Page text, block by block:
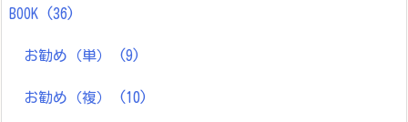
BOOK (36)
お勧め（単） (9)
お勧め（複） (10)